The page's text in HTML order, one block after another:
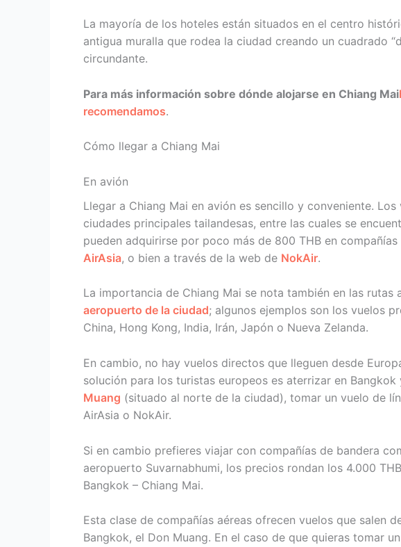
La mayoría de los hoteles están situados en el centro
antigua muralla que rodea la ciudad creando un cuadrado
circundante.
Para más información sobre dónde alojarse en Chiang Mai
recomendamos.
Cómo llegar a Chiang Mai
En avión
Llegar a Chiang Mai en avión es sencillo y conveniente.
ciudades principales tailandesas, entre las cuales se
pueden adquirirse por poco más de 800 THB en
AirAsia, o bien a través de la web de NokAir.
La importancia de Chiang Mai se nota también en las rutas
aeropuerto de la ciudad; algunos ejemplos son los vuelos
China, Hong Kong, India, Irán, Japón o Nueva Zelanda.
En cambio, no hay vuelos directos que lleguen desde
solución para los turistas europeos es aterrizar en Bangkok
Muang (situado al norte de la ciudad), tomar un vuelo de
AirAsia o NokAir.
Si en cambio prefieres viajar con compañías de bandera
aeropuerto Suvarnabhumi, los precios rondan los 4.000
Bangkok – Chiang Mai.
Esta clase de compañías aéreas ofrecen vuelos que salen
Bangkok, el Don Muang. En el caso de que quieras tomar